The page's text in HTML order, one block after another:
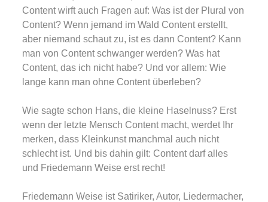
Content wirft auch Fragen auf: Was ist der Plural von
Content? Wenn jemand im Wald Content erstellt,
aber niemand schaut zu, ist es dann Content? Kann
man von Content schwanger werden? Was hat
Content, das ich nicht habe? Und vor allem: Wie
lange kann man ohne Content überleben?
Wie sagte schon Hans, die kleine Haselnuss? Erst
wenn der letzte Mensch Content macht, werdet Ihr
merken, dass Kleinkunst manchmal auch nicht
schlecht ist. Und bis dahin gilt: Content darf alles
und Friedemann Weise erst recht!
Friedemann Weise ist Satiriker, Autor, Liedermacher,